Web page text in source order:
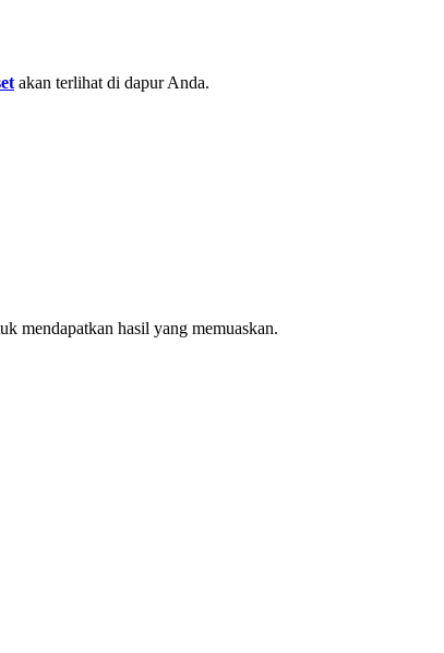
akan terlihat di dapur Anda.
mendapatkan hasil yang memuaskan.